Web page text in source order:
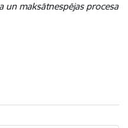
un maksātnespējas procesa